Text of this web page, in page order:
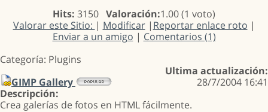
Hits: 3150 Valoración:1.00 (1 voto)
Valorar este Sitio: | Modificar| Reportar enlace roto |
Enviar a un amigo | Comentarios (1)
Categoría: Plugins
GIMP Gallery
Ultima actualización:
28/7/2004 16:41
Descripción:
Crea galerías de fotos en HTML fácilmente.